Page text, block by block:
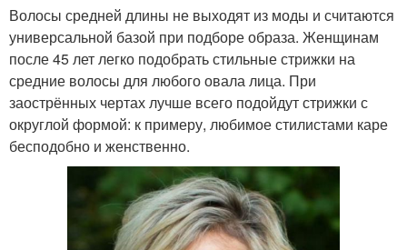
Волосы средней длины не выходят из моды и считаются
универсальной базой при подборе образа. Женщинам
после 45 лет легко подобрать стильные стрижки на
средние волосы для любого овала лица. При
заострённых чертах лучше всего подойдут стрижки с
округлой формой: к примеру, любимое стилистами каре
бесподобно и женственно.